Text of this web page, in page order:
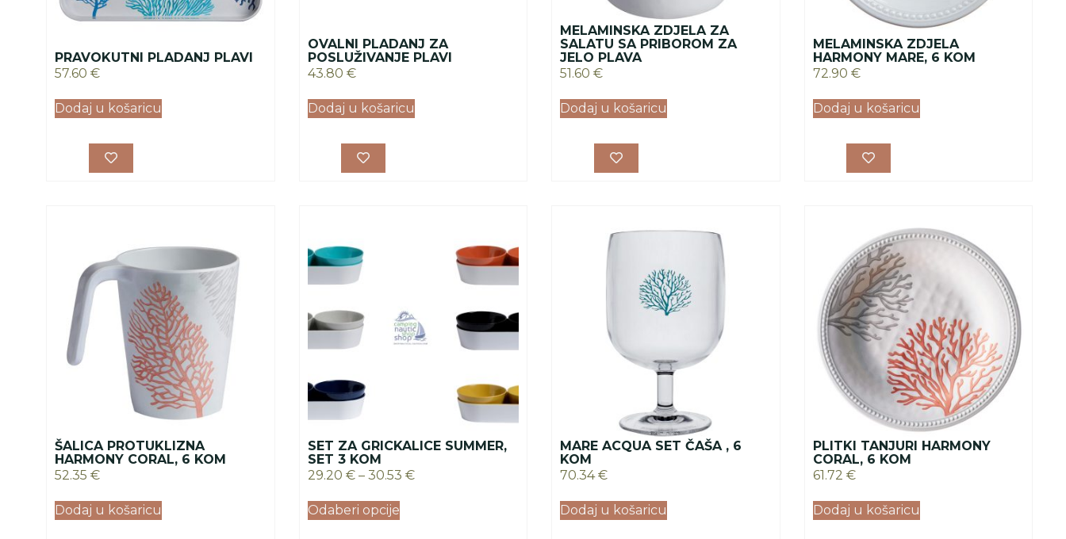
PRAVOKUTNI PLADANJ PLAVI
57.60 €
Dodaj u košaricu
OVALNI PLADANJ ZA
POSLUŽIVANJE PLAVI
43.80 €
Dodaj u košaricu
MELAMINSKA ZDJELA ZA
SALATU SA PRIBOROM ZA
JELO PLAVA
51.60 €
Dodaj u košaricu
MELAMINSKA ZDJELA
HARMONY MARE, 6 KOM
72.90 €
Dodaj u košaricu
ŠALICA PROTUKLIZNA
HARMONY CORAL, 6 KOM
52.35 €
Dodaj u košaricu
SET ZA GRICKALICE SUMMER,
SET 3 KOM
29.20 € – 30.53 €
Odaberi opcije
MARE ACQUA SET ČAŠA , 6
KOM
70.34€
Dodaj u košaricu
PLITKI TANJURI HARMONY
CORAL, 6 KOM
61.72 €
Dodaj u košaricu